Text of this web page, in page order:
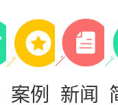
案例 新闻